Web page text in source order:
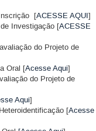
[ACESSE AQUI]
Investigação [ACESSE
do Projeto de
Oral [Acesse Aqui]
do Projeto de
Aqui]
[Acesse